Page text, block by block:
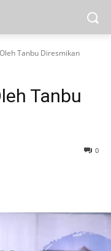
Tanbu Diresmikan
Tanbu
0